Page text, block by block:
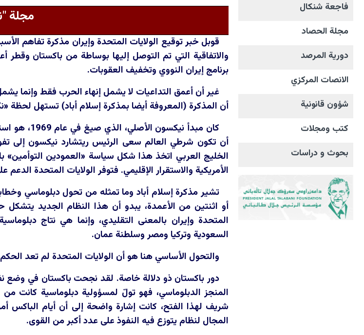
فاجعة شنكال
مجلة الحصاد
دورية المرصد
الانصات المرکزي
شؤون قانونية
كتب ومجلات
بحوث و دراسات
مجلة
قوبل خبر توقيع الولايات المتحدة وإيران مذكرة تفاهم
والاتفاقية التي تم التوصل إليها بوساطة من باكستان
برنامج إيران النووي وتخفيف العقوبات.
غير أن أعمق التداعيات لا يشمل إنهاء الحرب فقط وإنما
أن المذكرة (المعروفة أيضا بمذكرة إسلام أباد) تستهل
كان مبدأ
أن تكون شرطي العالم سعى الرئيس ريتشارد نيكسون إلى
الخليج العربي اتخذ هذا شكل سياسة «العمودين التوأمين»
الأمريكية والاستقرار الإقليمي. فتوفر الولايات المتحدة
تشير مذكرة إسلام أباد وما تمثله من تحول دبلوماسي
أو اثنتين من الأعمدة، يبدو أن هذا النظام الجديد يتشكل
المتحدة وإيران بالمعنى التقليدي، وإنما هي نتاج
السعودية وتركيا ومصر وسلطنة عمان.
والتحول الأساسي هنا هو أن الولايات المتحدة لم تعد
دور باكستان ذو دلالة خاصة. لقد نجحت باكستان في وضع
المنجز الدبلوماسي، فهو تولّ لمسؤولية دبلوماسية كانت من
شريف لهذا الفتح، كانت إشارة واضحة إلى أن أيام الباكس
المجال لنظام يتوزع فيه النفوذ على عدد أكبر من القوى.